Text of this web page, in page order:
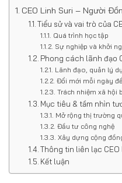
CEO Linh Suri – Người
Tiểu sử và vai trò của
Quá trình học tập
Sự nghiệp và khởi
Phong cách lãnh đạo
Lãnh đạo, quản lý
Đổi mới mỗi ngày
Trách nhiệm xã hội
Mục tiêu & tầm nhìn
Mở rộng thị trường
Đầu tư công nghệ
Xây dựng cộng
Thông tin liên lạc CEO
Kết luận